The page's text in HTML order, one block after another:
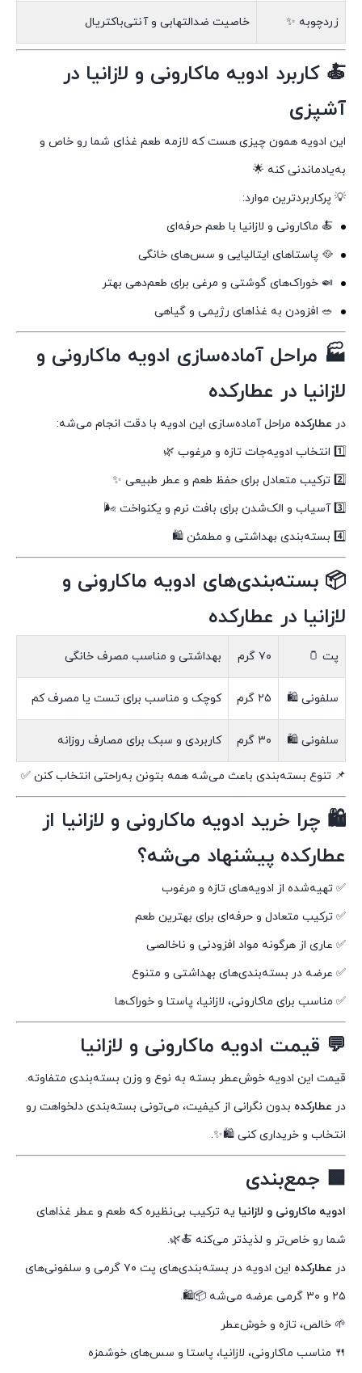
زردچوبه ✨ خاصیت ضدالتهابی و آنتی‌باکتریال
🍝 کاربرد ادویه ماکارونی و لازانیا در
آشپزی
این ادویه همون چیزی هست که لازمه طعم غذای شما رو خاص و
به‌یادماندنی کنه 🌟
💡 پرکاربردترین موارد:
🍝 ماکارونی و لازانیا با طعم حرفه‌ای
🥘 پاستاهای ایتالیایی و سس‌های خانگی
🍛 خوراک‌های گوشتی و مرغی برای طعم‌دهی بهتر
🥗 افزودن به غذاهای رژیمی و گیاهی
🏭 مراحل آماده‌سازی ادویه ماکارونی و
لازانیا در عطارکده
در عطارکده مراحل آماده‌سازی این ادویه با دقت انجام می‌شه:
1️⃣ انتخاب ادویه‌جات تازه و مرغوب 🌿
2️⃣ ترکیب متعادل برای حفظ طعم و عطر طبیعی ✨
3️⃣ آسیاب و الک‌شدن برای بافت نرم و یکنواخت 🌬️
4️⃣ بسته‌بندی بهداشتی و مطمئن 🛍️
📦 بسته‌بندی‌های ادویه ماکارونی و
لازانیا در عطارکده
پت 🫙 ۷۰ گرم بهداشتی و مناسب مصرف خانگی
سلفونی 🛍️ ۲۵ گرم کوچک و مناسب برای تست یا مصرف کم
سلفونی 🛍️ ۳۰ گرم کاربردی و سبک برای مصارف روزانه
📌 تنوع بسته‌بندی باعث می‌شه همه بتونن به‌راحتی انتخاب کنن ✅
🛍️ چرا خرید ادویه ماکارونی و لازانیا از
عطارکده پیشنهاد می‌شه؟
✅ تهیه‌شده از ادویه‌های تازه و مرغوب
✅ ترکیب متعادل و حرفه‌ای برای بهترین طعم
✅ عاری از هرگونه مواد افزودنی و ناخالصی
✅ عرضه در بسته‌بندی‌های بهداشتی و متنوع
✅ مناسب برای ماکارونی، لازانیا، پاستا و خوراک‌ها
💬 قیمت ادویه ماکارونی و لازانیا
قیمت این ادویه خوش‌عطر بسته به نوع و وزن بسته‌بندی متفاوته.
در عطارکده بدون نگرانی از کیفیت، می‌تونی بسته‌بندی دلخواهت رو
انتخاب و خریداری کنی 🛍️✨.
🟩 جمع‌بندی
ادویه ماکارونی و لازانیا یه ترکیب بی‌نظیره که طعم و عطر غذاهای
شما رو خاص‌تر و لذیذتر می‌کنه 🍝🌿.
در عطارکده
این ادویه در بسته‌بندی‌های پت ۷۰ گرمی و سلفونی‌های
۲۵ و ۳۰ گرمی عرضه می‌شه 📦🛍️.
🌱 خالص، تازه و خوش‌عطر
🍴 مناسب ماکارونی، لازانیا، پاستا و سس‌های خوشمزه